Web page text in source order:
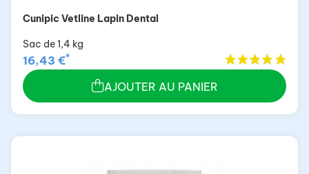
Cunipic Vetline Lapin Dental
Sac de 1,4 kg
16,43 €*
AJOUTER AU PANIER